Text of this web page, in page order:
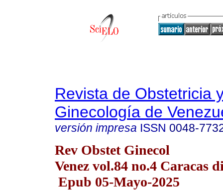
Revista de Obstetricia
Ginecología de
versión impresa ISSN 0048-
Rev Obstet Ginecol
Venez vol.84 no.4 Caracas
Epub 05-Mayo-2025